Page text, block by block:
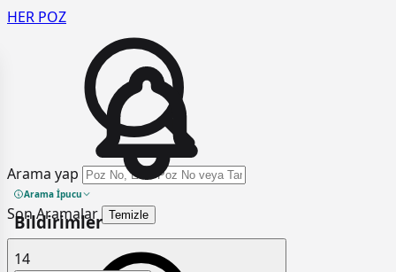
HER POZ
Arama yap
Arama İpucu
Son Aramalar Temizle
Bildirimler
14